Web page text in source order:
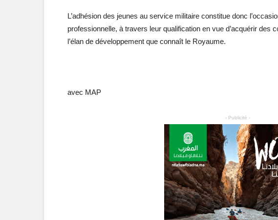
L’adhésion des jeunes au service militaire constitue donc
professionnelle, à travers leur qualification en vue d’acquérir des
l’élan de développement que connaît le Royaume.
avec MAP
- Publicité -